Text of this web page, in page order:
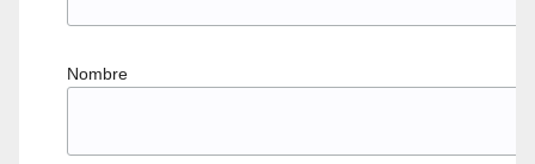
Nombre